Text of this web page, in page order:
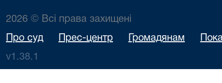
2026 © Всі права захищені
Про суд Прес-центр Громадянам
v1.38.1